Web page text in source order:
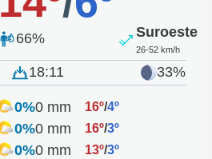
66% Suroeste
26-52 km/h
18:11 33%
0%0 mm 16º/4º
0%0 mm 16º/3º
0%0 mm 13º/3º